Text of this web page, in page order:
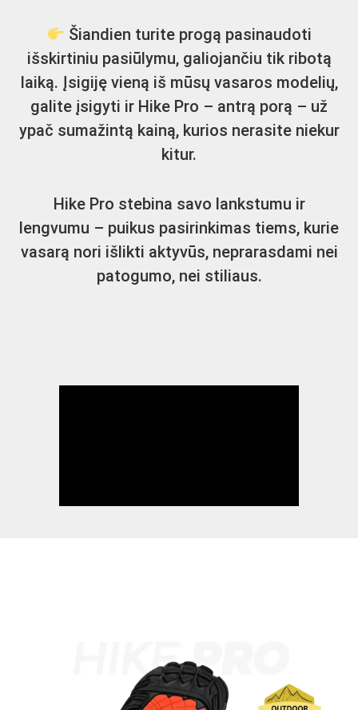
Šiandien turite progą pasinaudoti
išskirtiniu pasiūlymu, galiojančiu tik ribotą
laiką. Įsigiję vieną iš mūsų vasaros modelių,
galite įsigyti ir Hike Pro – antrą porą – už
ypač sumažintą kainą, kurios nerasite niekur
kitur.
Hike Pro stebina savo lankstumu ir
lengvumu – puikus pasirinkimas tiems, kurie
vasarą nori išlikti aktyvūs, neprarasdami nei
patogumo, nei stiliaus.